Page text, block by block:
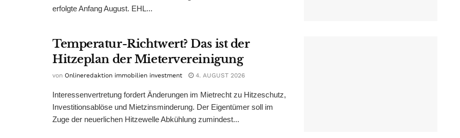
erfolgte Anfang August. EHL...
Temperatur-Richtwert? Das ist der
Hitzeplan der Mietervereinigung
von Onlineredaktion immobilien investment 4. AUGUST 2026
Interessenvertretung fordert Änderungen im Mietrecht zu Hitzeschutz,
Investitionsablöse und Mietzinsminderung. Der Eigentümer soll im
Zuge der neuerlichen Hitzewelle Abkühlung zumindest...